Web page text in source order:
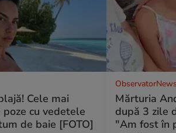
Cele mai
cu vedetele
de baie [FOTO]
Mărturia
după 3 zile
"Am fost în